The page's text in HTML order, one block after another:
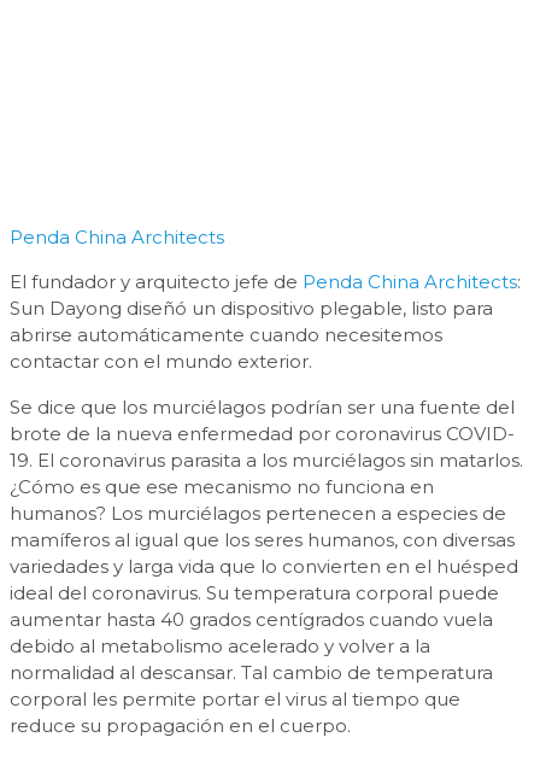
Penda China Architects
El fundador y arquitecto jefe de Penda China Architects:
Sun Dayong diseñó un dispositivo plegable, listo para
abrirse automáticamente cuando necesitemos
contactar con el mundo exterior.
Se dice que los murciélagos podrían ser una fuente del
brote de la nueva enfermedad por coronavirus COVID-
19. El coronavirus parasita a los murciélagos sin matarlos.
¿Cómo es que ese mecanismo no funciona en
humanos? Los murciélagos pertenecen a especies de
mamíferos al igual que los seres humanos, con diversas
variedades y larga vida que lo convierten en el huésped
ideal del coronavirus. Su temperatura corporal puede
aumentar hasta 40 grados centígrados cuando vuela
debido al metabolismo acelerado y volver a la
normalidad al descansar. Tal cambio de temperatura
corporal les permite portar el virus al tiempo que
reduce su propagación en el cuerpo.